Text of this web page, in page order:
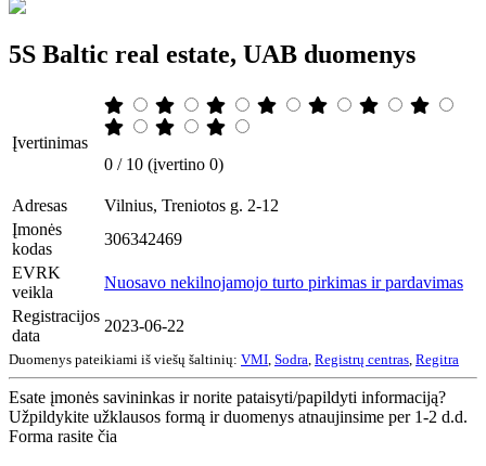
5S Baltic real estate, UAB duomenys
Įvertinimas
0 / 10 (įvertino 0)
Adresas
Vilnius, Treniotos g. 2-12
Įmonės
kodas
306342469
EVRK
veikla
Nuosavo nekilnojamojo turto pirkimas ir pardavimas
Registracijos
data
2023-06-22
Duomenys pateikiami iš viešų šaltinių: VMI Sodra Registrų centras Regitra
Esate įmonės savininkas ir norite pataisyti/papildyti informaciją?
Užpildykite užklausos formą ir duomenys atnaujinsime per 1-2 d.d.
Forma rasite čia